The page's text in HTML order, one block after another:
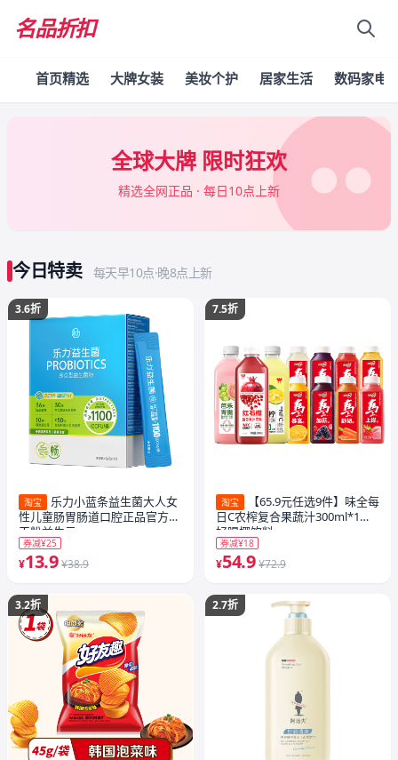
名品折扣
首页精选 大牌女装 美妆个护 居家生活 数码家电
全球大牌 限时狂欢
精选全网正品 · 每日10点上新
今日特卖 每天早10点·晚8点上新
3.6折
淘宝
乐力小蓝条益生菌大人女
性儿童肠胃肠道口腔正品官方冻
干粉益生元
券减¥25
¥13.9 ¥38.9
3.2折
7.5折
淘宝
【65.9元任选9件】味全每
日C农榨复合果蔬汁300ml*1瓶
好喝椰饮料
券减¥18
¥54.9 ¥72.9
2.7折